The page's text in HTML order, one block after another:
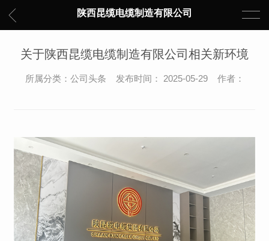
陕西昆缆电缆制造有限公司
关于陕西昆缆电缆制造有限公司相关新环境
所属分类：公司头条 发布时间： 2025-05-29 作者：